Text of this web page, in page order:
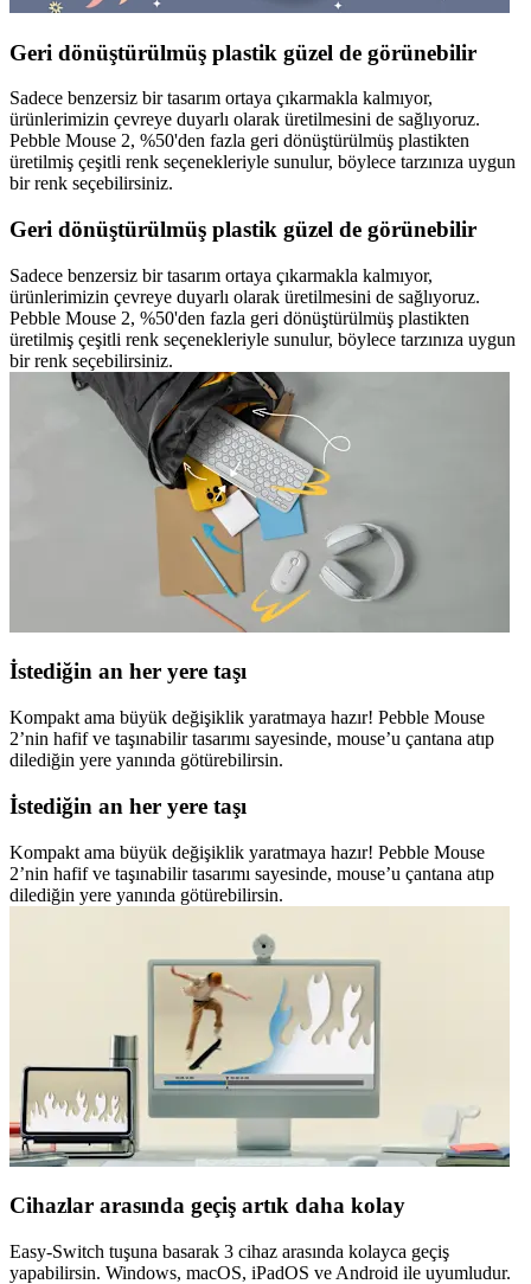
Geri dönüştürülmüş plastik güzel de görünebilir
Sadece benzersiz bir tasarım ortaya çıkarmakla kalmıyor,
ürünlerimizin çevreye duyarlı olarak üretilmesini de sağlıyoruz.
Pebble Mouse 2, %50'den fazla geri dönüştürülmüş plastikten
üretilmiş çeşitli renk seçenekleriyle sunulur, böylece tarzınıza uygun
bir renk seçebilirsiniz.
Geri dönüştürülmüş plastik güzel de görünebilir
Sadece benzersiz bir tasarım ortaya çıkarmakla kalmıyor,
ürünlerimizin çevreye duyarlı olarak üretilmesini de sağlıyoruz.
Pebble Mouse 2, %50'den fazla geri dönüştürülmüş plastikten
üretilmiş çeşitli renk seçenekleriyle sunulur, böylece tarzınıza uygun
bir renk seçebilirsiniz.
İstediğin an her yere taşı
Kompakt ama büyük değişiklik yaratmaya hazır! Pebble Mouse
2’nin hafif ve taşınabilir tasarımı sayesinde, mouse’u çantana atıp
dilediğin yere yanında götürebilirsin.
İstediğin an her yere taşı
Kompakt ama büyük değişiklik yaratmaya hazır! Pebble Mouse
2’nin hafif ve taşınabilir tasarımı sayesinde, mouse’u çantana atıp
dilediğin yere yanında götürebilirsin.
Cihazlar arasında geçiş artık daha kolay
Easy-Switch tuşuna basarak 3 cihaz arasında kolayca geçiş
yapabilirsin. Windows, macOS, iPadOS ve Android ile uyumludur.